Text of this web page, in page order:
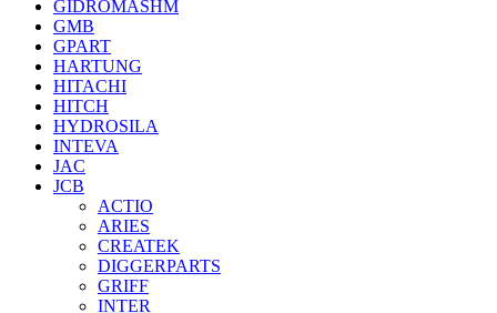
GIDROMASHM
GMB
GPART
HARTUNG
HITACHI
HITCH
HYDROSILA
INTEVA
JAC
JCB
ACTIO
ARIES
CREATEK
DIGGERPARTS
GRIFF
INTER